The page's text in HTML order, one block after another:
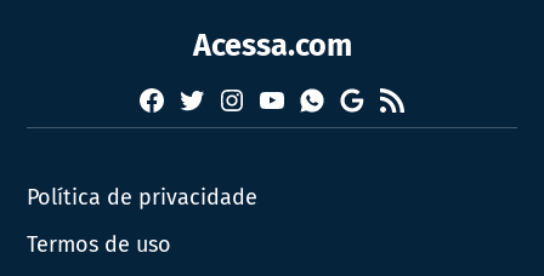
Acessa.com
Facebook
TwitterInstagram
YouTubeWhatsapp
Google
News
RSS
Política de privacidade
Termos de uso